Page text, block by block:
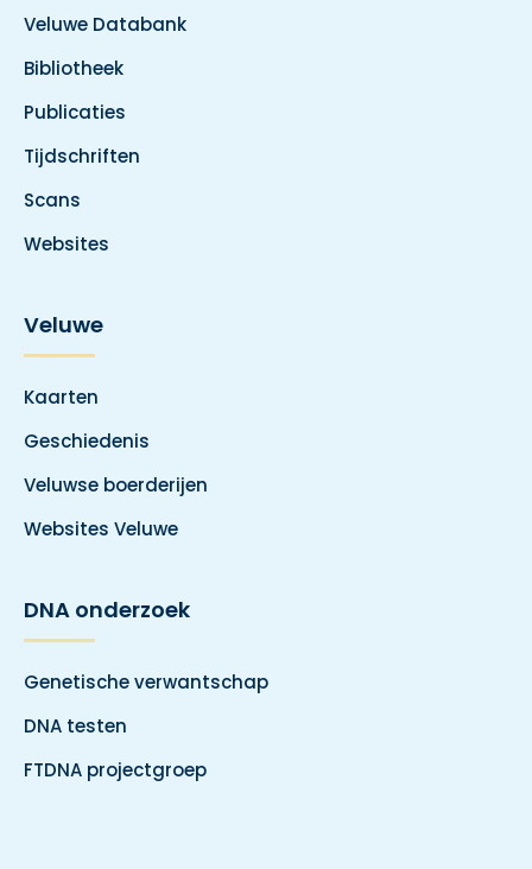
Veluwe Databank
Bibliotheek
Publicaties
Tijdschriften
Scans
Websites
Veluwe
Kaarten
Geschiedenis
Veluwse boerderijen
Websites Veluwe
DNA onderzoek
Genetische verwantschap
DNA testen
FTDNA projectgroep